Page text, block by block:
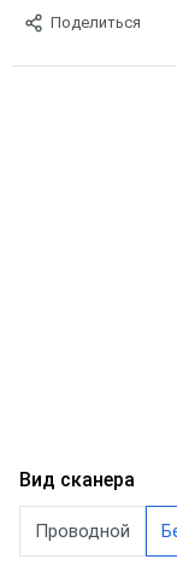
Поделиться
Вид сканера
Проводной